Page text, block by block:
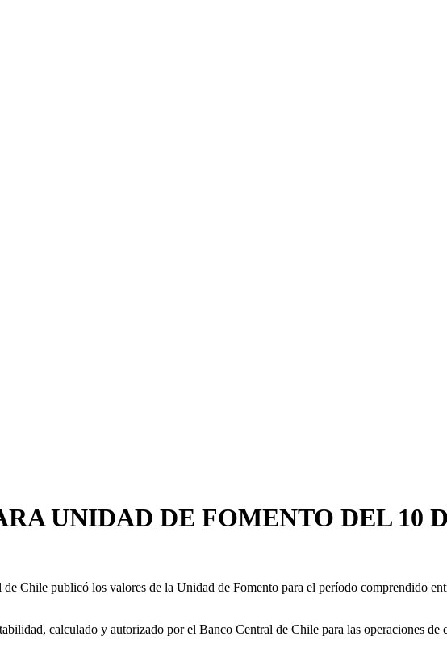
UNIDAD DE FOMENTO DEL 10
Chile publicó los valores de la Unidad de Fomento para el período comprendido
calculado y autorizado por el Banco Central de Chile para las operaciones